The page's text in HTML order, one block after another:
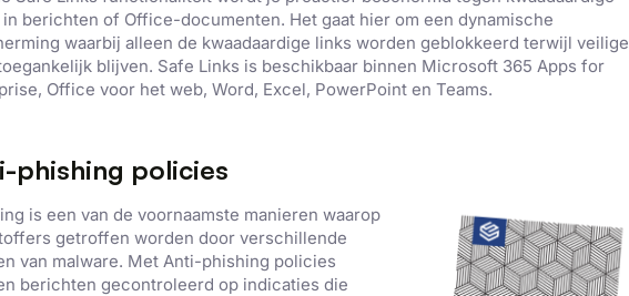
in berichten of Office-documenten. Het gaat hier om een dynamische
waarbij alleen de kwaadaardige links worden geblokkeerd terwijl veilige
blijven. Safe Links is beschikbaar binnen Microsoft 365 Apps for
Office voor het web, Word, Excel, PowerPoint en Teams.
phishing policies
is een van de voornaamste manieren waarop
getroffen worden door verschillende
van malware. Met Anti-phishing policies
berichten gecontroleerd op indicaties die
maakt gebruik van cookies.
om inhoud en advertenties te personaliseren en om ons verkeer te
ook informatie over uw gebruik van onze site met onze advertentie- en
Prestatie Targeting